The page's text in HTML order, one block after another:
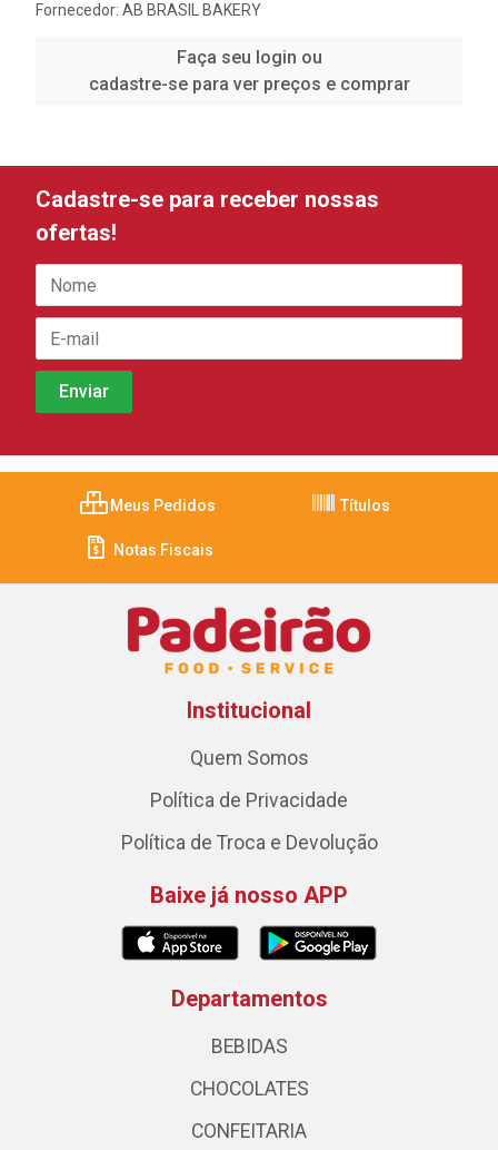
Fornecedor: AB BRASIL BAKERY
Faça seu login ou
cadastre-se para ver preços e comprar
Cadastre-se para receber nossas
ofertas!
Meus Pedidos Títulos
Notas Fiscais
Institucional
Quem Somos
Política de Privacidade
Política de Troca e Devolução
Baixe já nosso APP
Departamentos
BEBIDAS
CHOCOLATES
CONFEITARIA